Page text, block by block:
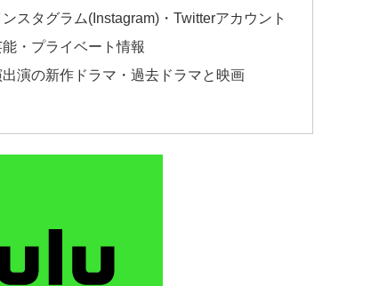
スタグラム(Instagram)・Twitterアカウント
・プライベート情報
演の新作ドラマ・過去ドラマと映画